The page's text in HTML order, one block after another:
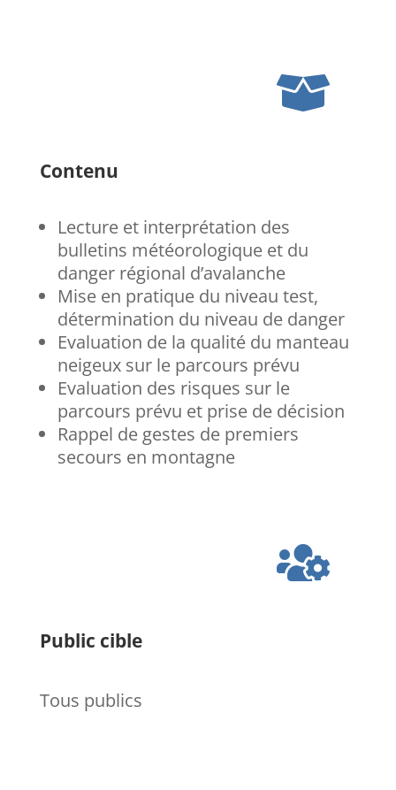

Contenu
Lecture et interprétation des
bulletins météorologique et du
danger régional d’avalanche
Mise en pratique du niveau test,
détermination du niveau de danger
Evaluation de la qualité du manteau
neigeux sur le parcours prévu
Evaluation des risques sur le
parcours prévu et prise de décision
Rappel de gestes de premiers
secours en montagne

Public cible
Tous publics